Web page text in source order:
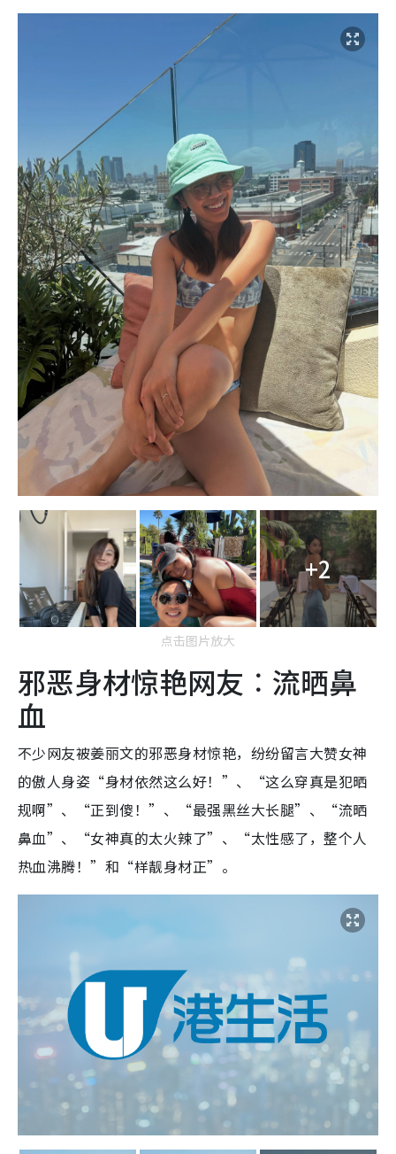
+2
点击图片放大
邪恶身材惊艳网友︰流晒鼻
血
不少网友被姜丽文的邪恶身材惊艳，纷纷留言大赞女神
的傲人身姿“身材依然这么好！”、“这么穿真是犯晒
规啊”、“正到傻！”、“最强黑丝大长腿”、“流晒
鼻血”、“女神真的太火辣了”、“太性感了，整个人
热血沸腾！”和“样靓身材正”。